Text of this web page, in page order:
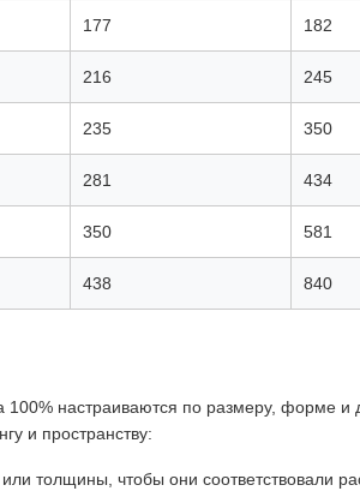
177 182
216 245
235 350
281 434
350 581
438 840
настраиваются по размеру, форме и
и пространству:
толщины, чтобы они соответствовали